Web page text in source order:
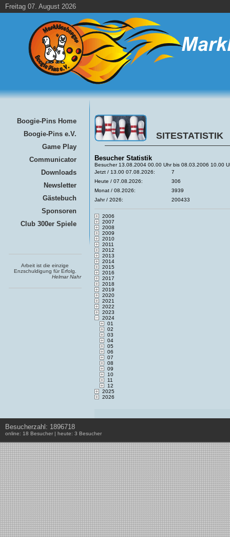
Freitag 07. August 2026
Boogie-Pins Home
Boogie-Pins e.V.
Game Play
Communicator
Downloads
Newsletter
Gästebuch
Sponsoren
Club 300er Spiele
Arbeit ist die einzige
Enzschuldigung für Erfolg.
Helmar Nahr
SITESTATISTIK
Besucher Statistik
Besucher 13.08.2004 00.00 Uhr bis 08.03.2006 10.00
Jetzt / 13.00 07.08.2026:
7
Heute / 07.08.2026:
306
Monat / 08.2026:
3939
Jahr / 2026:
200433
2006
2007
2008
2009
2010
2011
2012
2013
2014
2015
2016
2017
2018
2019
2020
2021
2022
2023
2024
01
02
03
04
05
06
07
08
09
10
11
12
2025
2026
Besucherzahl: 1896718
online: 18 Besucher | heute: 3 Besucher